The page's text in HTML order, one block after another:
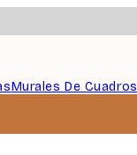
Murales De Cuadros